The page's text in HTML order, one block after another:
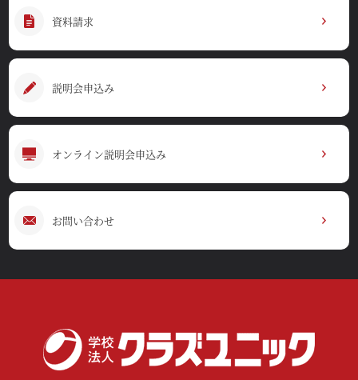
資料請求
説明会申込み
オンライン説明会申込み
お問い合わせ